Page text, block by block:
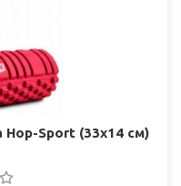
Hop-Sport (33x14 см)